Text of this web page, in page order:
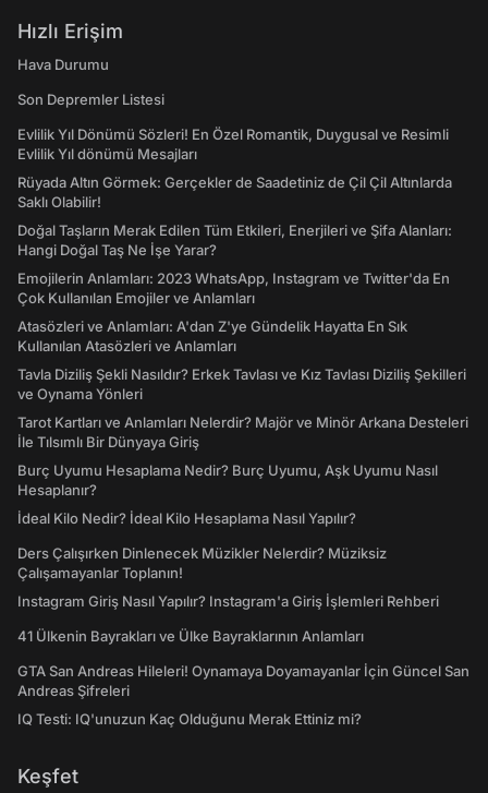
Hızlı Erişim
Hava Durumu
Son Depremler Listesi
Evlilik Yıl Dönümü Sözleri! En Özel Romantik, Duygusal ve Resimli
Evlilik Yıl dönümü Mesajları
Rüyada Altın Görmek: Gerçekler de Saadetiniz de Çil Çil Altınlarda
Saklı Olabilir!
Doğal Taşların Merak Edilen Tüm Etkileri, Enerjileri ve Şifa Alanları:
Hangi Doğal Taş Ne İşe Yarar?
Emojilerin Anlamları: 2023 WhatsApp, Instagram ve Twitter'da En
Çok Kullanılan Emojiler ve Anlamları
Atasözleri ve Anlamları: A'dan Z'ye Gündelik Hayatta En Sık
Kullanılan Atasözleri ve Anlamları
Tavla Diziliş Şekli Nasıldır? Erkek Tavlası ve Kız Tavlası Diziliş Şekilleri
ve Oynama Yönleri
Tarot Kartları ve Anlamları Nelerdir? Majör ve Minör Arkana Desteleri
İle Tılsımlı Bir Dünyaya Giriş
Burç Uyumu Hesaplama Nedir? Burç Uyumu, Aşk Uyumu Nasıl
Hesaplanır?
İdeal Kilo Nedir? İdeal Kilo Hesaplama Nasıl Yapılır?
Ders Çalışırken Dinlenecek Müzikler Nelerdir? Müziksiz
Çalışamayanlar Toplanın!
Instagram Giriş Nasıl Yapılır? Instagram'a Giriş İşlemleri Rehberi
41 Ülkenin Bayrakları ve Ülke Bayraklarının Anlamları
GTA San Andreas Hileleri! Oynamaya Doyamayanlar İçin Güncel San
Andreas Şifreleri
IQ Testi: IQ'unuzun Kaç Olduğunu Merak Ettiniz mi?
Keşfet